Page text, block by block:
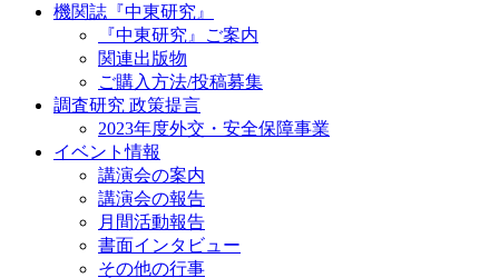
機関誌『中東研究』
『中東研究』ご案内
関連出版物
ご購入方法/投稿募集
調査研究 政策提言
2023年度外交・安全保障事業
イベント情報
講演会の案内
講演会の報告
月間活動報告
書面インタビュー
その他の行事